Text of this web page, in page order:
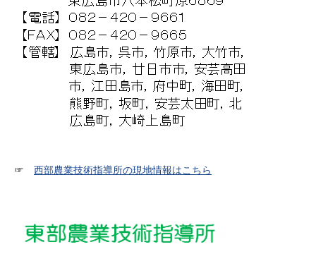
☞ 西部農業技術指導所の現地情報はこちら